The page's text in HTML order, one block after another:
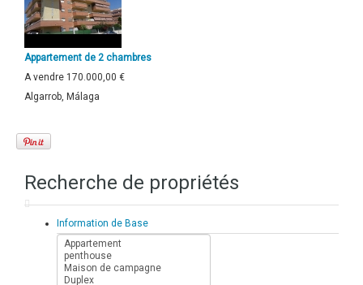
Appartement de 2 chambres
A vendre 170.000,00 €
Algarrob, Málaga
Recherche de propriétés
Information de Base